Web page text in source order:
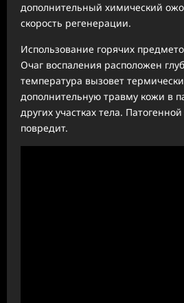
дополнительный химический
скорость регенерации.
Использование горячих
Очаг воспаления расположен
температура вызовет
дополнительную травму кожи в
других участках тела.
повредит.